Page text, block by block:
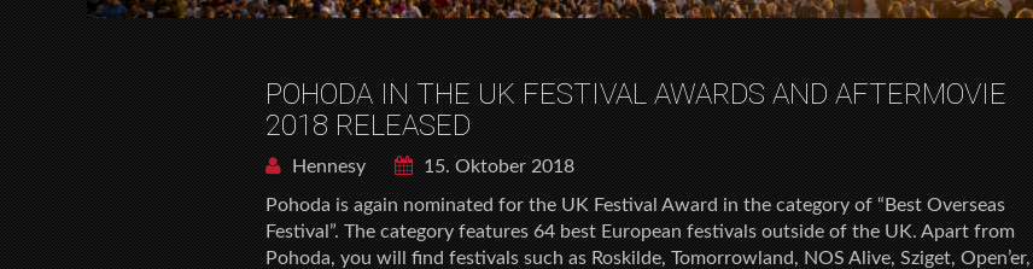
POHODA IN THE UK FESTIVAL AWARDS AND AFTERMOVIE
2018 RELEASED
Hennesy
15. Oktober 2018
Pohoda is again nominated for the UK Festival Award in the category of “Best Overseas
Festival”. The category features 64 best European festivals outside of the UK. Apart from
Pohoda, you will find festivals such as Roskilde, Tomorrowland, NOS Alive, Sziget, Open’er,